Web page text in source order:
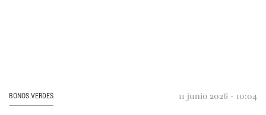
BONOS VERDES 11 junio 2026 - 10:04